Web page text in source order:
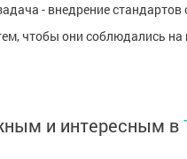
- внедрение
чтобы они соблюдались
и интересным в